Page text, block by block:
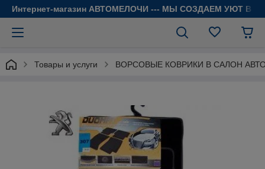
Интернет-магазин АВТОМЕЛОЧИ --- МЫ СОЗДАЕМ УЮТ В
Товары и услуги ВОРСОВЫЕ КОВРИКИ В САЛОН